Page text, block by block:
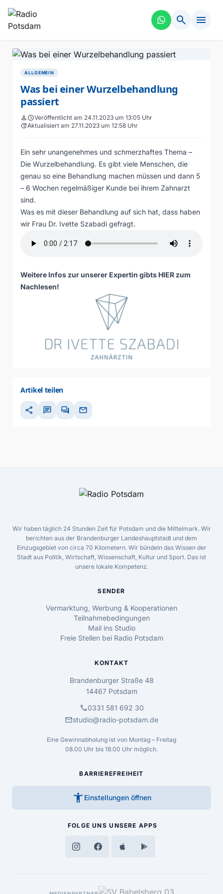
search menu
ALLGEMEIN
Was bei einer Wurzelbehandlung
passiert
personscheduleVeröffentlicht am 24.11.2023 um 13:05 Uhr
updateAktualisiert am 27.11.2023 um 12:58 Uhr
Ein sehr unangenehmes und schmerzhaftes Thema –
Die Wurzelbehandlung. Es gibt viele Menschen, die
genau so eine Behandlung machen müssen und dann 5
– 6 Wochen regelmäßiger Kunde bei ihrem Zahnarzt
sind.
Was es mit dieser Behandlung auf sich hat, dass haben
wir Frau Dr. Ivette Szabadi gefragt.
Weitere Infos zur unserer Expertin gibts HIER zum
Nachlesen!
Artikel teilen
share chat forum mail
Wir haben täglich 24 Stunden Zeit für Potsdam und die Mittelmark. Wir
berichten aus der Brandenburger Landeshauptstadt und dem
Einzugsgebiet von circa 70 Kilometern. Wir bündeln das Wissen der
Stadt aus Politik, Wirtschaft, Wissenschaft, Kultur und Sport. Das ist
unsere lokale Kompetenz.
SENDER
Vermarktung, Werbung & Kooperationen
Teilnahmebedingungen
Mail ins Studio
Freie Stellen bei Radio Potsdam
KONTAKT
Brandenburger Straße 48
14467 Potsdam
call0331 581 692 30
mailstudio@radio-potsdam.de
Eine Gewinnabholung ist von Montag – Freitag
08.00 Uhr bis 18.00 Uhr möglich.
BARRIEREFREIHEIT
accessibility_new Einstellungen öffnen
FOLGE UNS UNSERE APPS